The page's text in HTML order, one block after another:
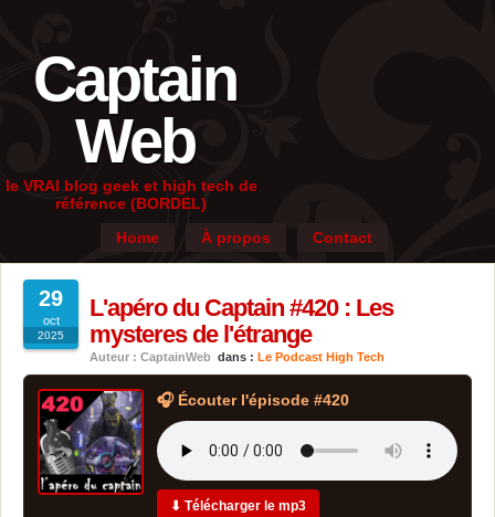
Captain
Web
le VRAI blog geek et high tech de
référence (BORDEL)
Home
À propos Contact
29
oct
2025
L'apéro du Captain #420 : Les
mysteres de l'étrange
Auteur : CaptainWeb dans : Le Podcast High Tech
🎧 Écouter l'épisode #420
⬇ Télécharger le mp3